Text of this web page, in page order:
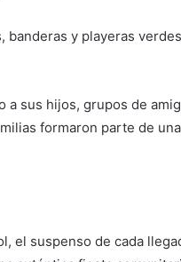
banderas y playeras
a sus hijos, grupos de
formaron parte de
el suspenso de cada